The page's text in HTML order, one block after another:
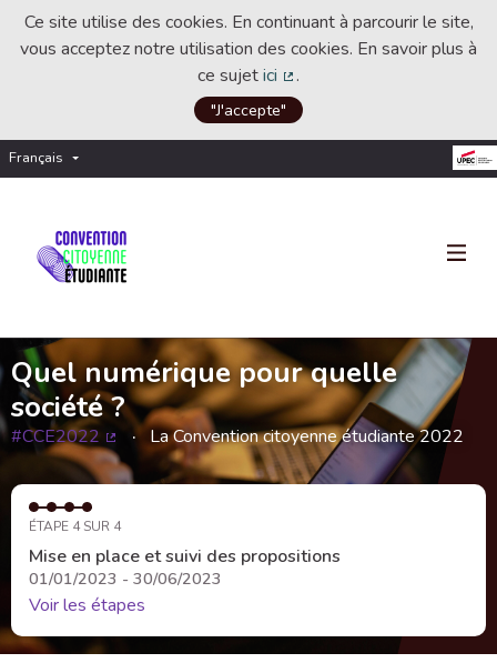
Ce site utilise des cookies. En continuant à parcourir le site,
vous acceptez notre utilisation des cookies. En savoir plus à
ce sujetici
(Lien externe)
.
"J'accepte"
Français Choisir la langue
Quel numérique pour quelle
société ?
#CCE2022
(Lien externe)
La Convention citoyenne étudiante 2022
ÉTAPE 4 SUR 4
Mise en place et suivi des propositions
01/01/2023 - 30/06/2023
Voir les étapes